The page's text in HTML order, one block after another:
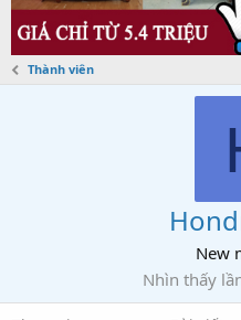
Thành viên
New
Nhìn thấy